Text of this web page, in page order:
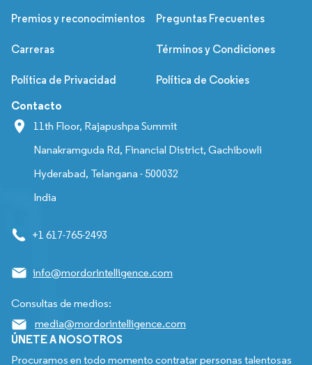
Premios y reconocimientos Preguntas Frecuentes
Carreras Términos y Condiciones
Política de Privacidad Política de Cookies
Contacto
11th Floor, Rajapushpa Summit
Nanakramguda Rd, Financial District, Gachibowli
Hyderabad, Telangana - 500032
India
+1 617-765-2493
info@mordorintelligence.com
Consultas de medios:
media@mordorintelligence.com
ÚNETE A NOSOTROS
Procuramos en todo momento contratar personas talentosas